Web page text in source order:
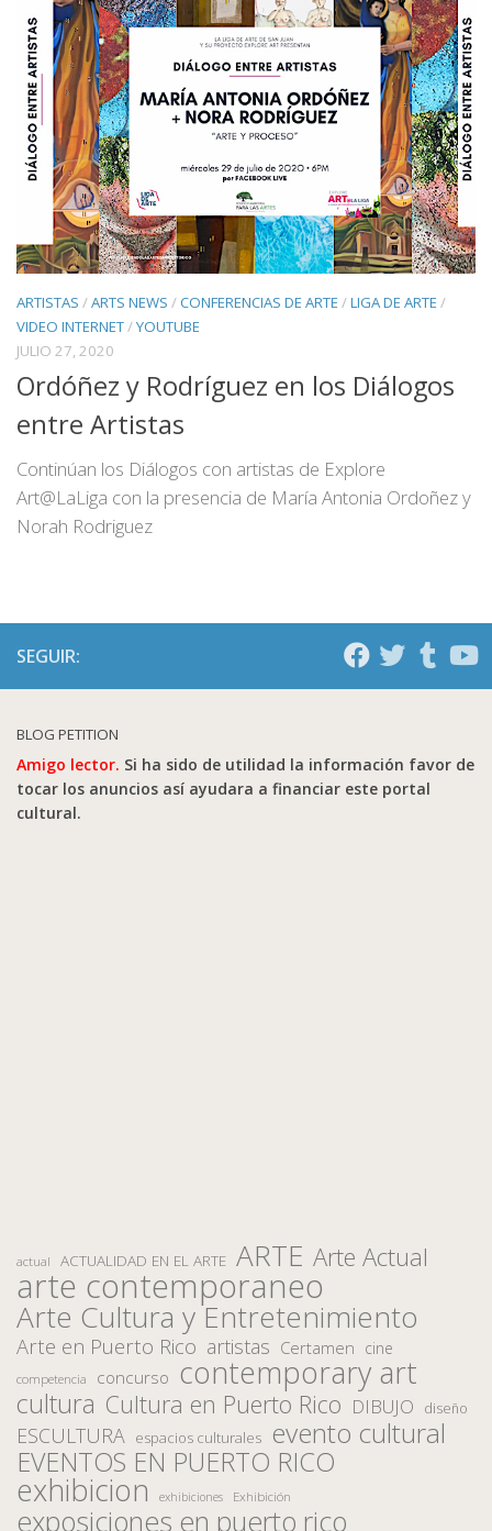
ARTISTAS /ARTS NEWS /CONFERENCIAS DE ARTE /LIGA DE ARTE /
VIDEO INTERNET /YOUTUBE
JULIO 27, 2020
Ordóñez y Rodríguez en los Diálogos
entre Artistas
Continúan los Diálogos con artistas de Explore
Art@LaLiga con la presencia de María Antonia Ordoñez y
Norah Rodriguez
SEGUIR:
BLOG PETITION
Amigo lector. Si ha sido de utilidad la información favor de
tocar los anuncios así ayudara a financiar este portal
cultural.
actual ACTUALIDAD EN EL ARTE ARTE Arte Actual
arte contemporaneo
Arte Cultura y Entretenimiento
Arte en Puerto Rico artistas Certamen cine
competencia concurso contemporary art
cultura Cultura en Puerto Rico DIBUJO diseño
ESCULTURA espacios culturales evento cultural
EVENTOS EN PUERTO RICO
exhibicion exhibiciones Exhibición
exposiciones en puerto rico